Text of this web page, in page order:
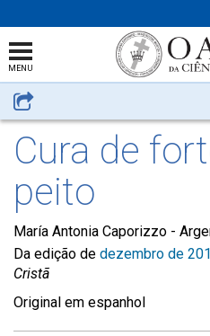
MENU
Compartilhar
Cura de
peito
María Antonia Caporizzo -
Da edição de dezembro de
Cristã
Original em espanhol